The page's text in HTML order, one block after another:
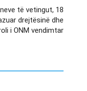
të vetingut, 18
drejtësinë dhe
i ONM vendimtar